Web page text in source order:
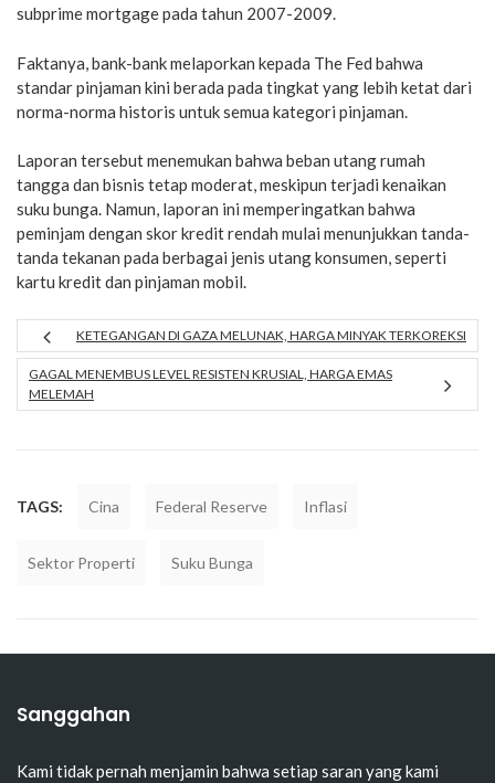
subprime mortgage pada tahun 2007-2009.
Faktanya, bank-bank melaporkan kepada The Fed bahwa
standar pinjaman kini berada pada tingkat yang lebih ketat dari
norma-norma historis untuk semua kategori pinjaman.
Laporan tersebut menemukan bahwa beban utang rumah
tangga dan bisnis tetap moderat, meskipun terjadi kenaikan
suku bunga. Namun, laporan ini memperingatkan bahwa
peminjam dengan skor kredit rendah mulai menunjukkan tanda-
tanda tekanan pada berbagai jenis utang konsumen, seperti
kartu kredit dan pinjaman mobil.
KETEGANGAN DI GAZA MELUNAK, HARGA MINYAK TERKOREKSI
GAGAL MENEMBUS LEVEL RESISTEN KRUSIAL, HARGA EMAS
MELEMAH
TAGS: Cina Federal Reserve Inflasi
Sektor Properti Suku Bunga
Sanggahan
Kami tidak pernah menjamin bahwa setiap saran yang kami